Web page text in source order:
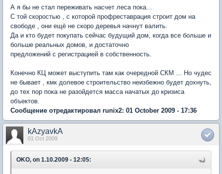
А я бы не стал переживать насчет леса пока...
С той скоростью , с которой профреставрация строит дом на
свободе , они ещё не скоро деревья начнут валить.
Да и кто будет покупать сейчас будущий дом, когда все больше и
больше реальных домов, и достаточно
предложений с регистрацией в собственность.
Конечно КЦ может выступить там как очередной СКМ ... Но чудес
не бывает , кмк долевое строительство неизбежно будет дохнуть,
до тех пор пока не разойдется масса начатых до кризиса
объектов.
Сообщение отредактировал runix2: 01 October 2009 - 17:36
kAzyavkA
01 Oct 2009
OKO, on 1.10.2009 - 12:05: